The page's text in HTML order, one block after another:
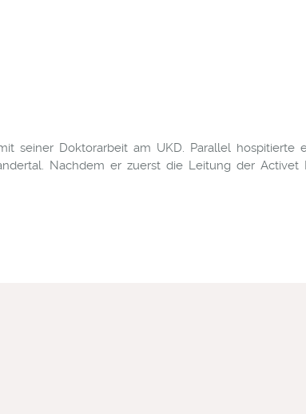
seiner Doktorarbeit am UKD. Parallel hospitierte
Nachdem er zuerst die Leitung der Activet